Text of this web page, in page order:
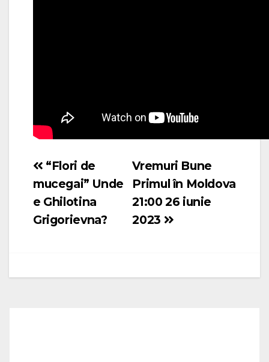
Navigare
în
articole
Vremuri Bune
Primul în Moldova
21:00 26 iunie
2023
“Flori de
mucegai” Unde
e Ghilotina
Grigorievna?